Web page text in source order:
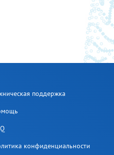
поддержка
конфиденциальности